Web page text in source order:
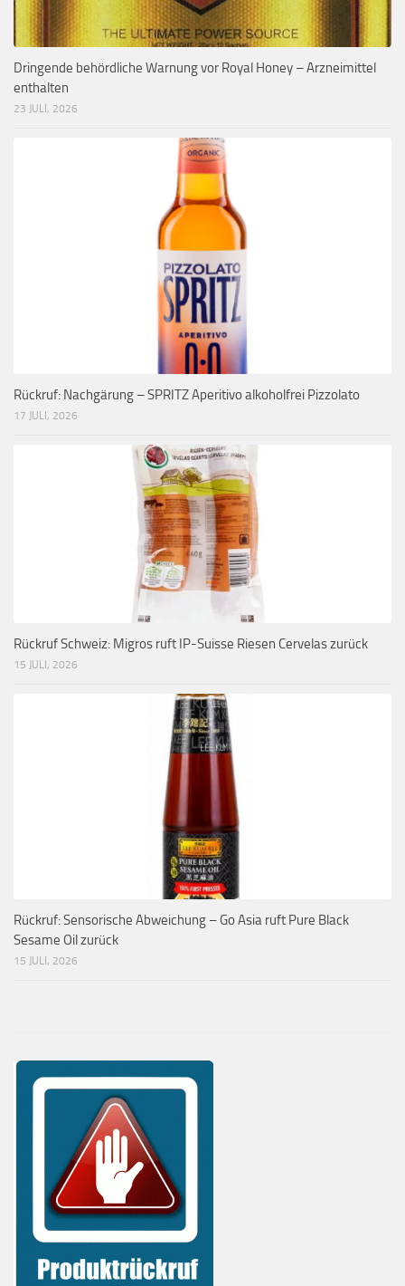
Dringende behördliche Warnung vor Royal Honey – Arzneimittel
enthalten
23 JULI, 2026
Rückruf: Nachgärung – SPRITZ Aperitivo alkoholfrei Pizzolato
17 JULI, 2026
Rückruf Schweiz: Migros ruft IP-Suisse Riesen Cervelas zurück
15 JULI, 2026
Rückruf: Sensorische Abweichung – Go Asia ruft Pure Black
Sesame Oil zurück
15 JULI, 2026